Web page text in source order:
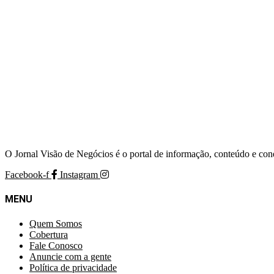
O Jornal Visão de Negócios é o portal de informação, conteúdo e
Facebook-f
Instagram
MENU
Quem Somos
Cobertura
Fale Conosco
Anuncie com a gente
Política de privacidade